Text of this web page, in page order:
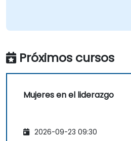
Próximos cursos
Mujeres en el liderazgo
2026-09-23 09:30